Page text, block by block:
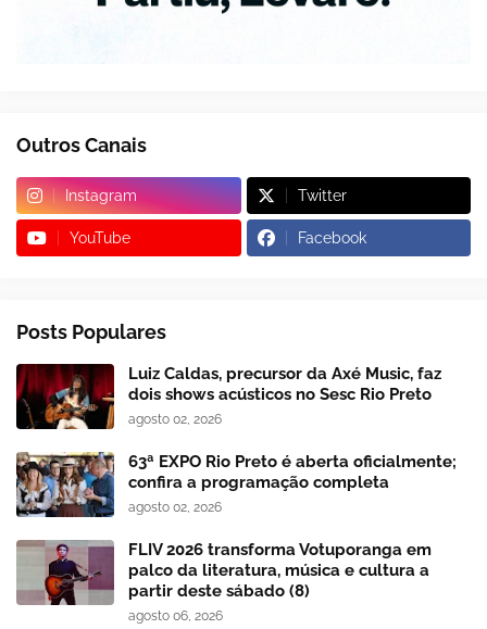
Outros Canais
Instagram Twitter
YouTube Facebook
Posts Populares
Luiz Caldas, precursor da Axé Music, faz
dois shows acústicos no Sesc Rio Preto
agosto 02, 2026
63ª EXPO Rio Preto é aberta oficialmente;
confira a programação completa
agosto 02, 2026
FLIV 2026 transforma Votuporanga em
palco da literatura, música e cultura a
partir deste sábado (8)
agosto 06, 2026